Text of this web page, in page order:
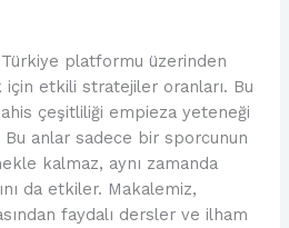
Türkiye platformu üzerinden
etkili stratejiler oranları. Bu
çeşitliliği empieza yeteneği
anlar sadece bir sporcunun
kalmaz, aynı zamanda
da etkiler. Makalemiz,
faydalı dersler ve ilham